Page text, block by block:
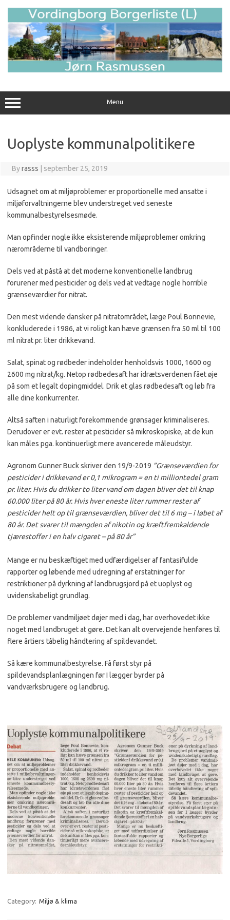
Menu
Uoplyste kommunalpolitikere
Byrasss september 25, 2019
Udsagnet om at miljøproblemer er proportionelle med ansatte i
miljøforvaltningerne blev understreget ved seneste
kommunalbestyrelsesmøde.
Man opfinder nogle ikke eksisterende miljøproblemer omkring
nærområderne til vandboringer.
Dels ved at påstå at det moderne konventionelle landbrug
forurenermed pesticiderog dels ved at vedtage nogle horrible
grænseværdier for nitrat.
Den mest vidende dansker på nitratområdet, læge Poul Bonnevie,
konkluderede i 1986, at vi roligt kan hæve grænsen fra 50 ml til 100
ml nitratpr. liter drikkevand.
Salat, spinat og rødbeder indeholder henholdsvis 1000, 1600 og
2600 mg nitrat/kg. Netop rødbedesaft har idrætsverdenen fået øje
på som et legalt dopingmiddel. Drik et glas rødbedesaft og løb fra
alle dine konkurrenter.
Altså saften i naturligt forekommende grønsager kriminaliseres.
Derudover er evt. rester at pesticider så mikroskopiske, at de kun
kan måles pga. kontinuerligt mere avancerede måleudstyr.
Agronom Gunner Buck skriver den 19/9-2019 ”Grænseværdien for
pesticider i drikkevand er 0,1 mikrogram = en ti milliontedel gram
pr. liter. Hvis du drikker to liter vand om dagen bliver det til knap
60.000 liter på 80 år. Hvis hver eneste liter rummer rester af
pesticider helt op til grænseværdien, bliver det til 6 mg – i løbet af
80 år. Det svarer til mængden af nikotin og kræftfremkaldende
tjærestoﬀer i en halv cigaret – på 80 år”
Mange er nu beskæftiget med udfærdigelser af fantasifulde
rapporter og løbende med udregning af erstatninger for
restriktioner på dyrkning af landbrugsjord på et uoplyst og
uvidenskabeligt grundlag.
De problemer vandmiljøet døjer med i dag, har overhovedet ikke
noget med landbruget at gøre. Det kan alt overvejende henføres til
flere årtiers tåbelig håndtering af spildevandet.
Så kære kommunalbestyrelse. Få først styr på
spildevandsplanlægningen før I lægger byrder på
vandværksbrugere og landbrug.
Category: Miljø & klima